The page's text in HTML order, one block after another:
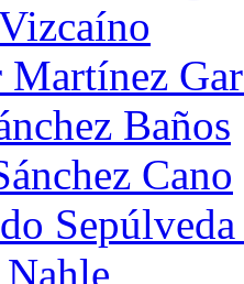
Martínez
Baños
Cano